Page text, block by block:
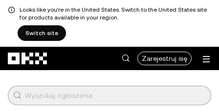
Looks like you're in the United States. Switch to the United States site
for products available in your region.
Switch site
Zarejestruj się